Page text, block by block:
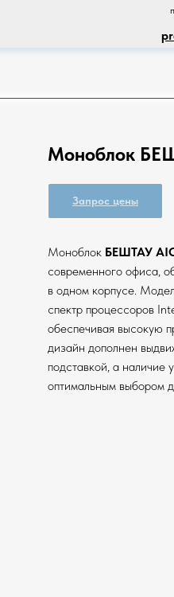
Моноблок
Запрос цены
Моноблок БЕШТАУ
современного офиса,
в одном корпусе.
спектр процессоров
обеспечивая высокую
дизайн дополнен
подставкой, а наличие
оптимальным выбором